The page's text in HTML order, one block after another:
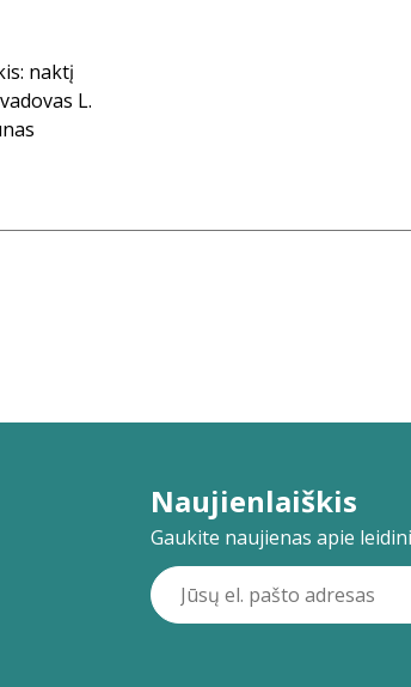
naktį
L.
Naujienlaiškis
Gaukite naujienas apie